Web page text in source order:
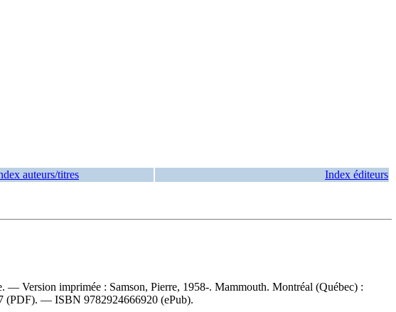
auteurs/titres Index éditeurs
— Version imprimée : Samson, Pierre, 1958-. Mammouth. Montréal (Québec) :
(PDF). — ISBN 9782924666920 (ePub).